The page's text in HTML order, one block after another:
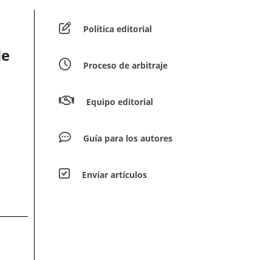
Política editorial
Proceso de arbitraje
Equipo editorial
Guía para los autores
Envíar artículos